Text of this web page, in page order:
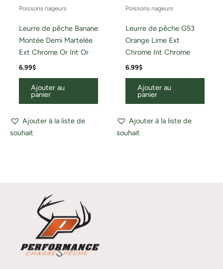
Poissons nageurs
Leurre de pêche Banane
Montée Demi Martelée
Ext Chrome Or Int Or
6.99$
Ajouter au
panier
Ajouter à la liste de
souhait
Poissons nageurs
Leurre de pêche G53
Orange Lime Ext
Chrome Int Chrome
6.99$
Ajouter au
panier
Ajouter à la liste de
souhait